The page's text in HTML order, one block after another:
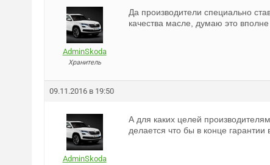
AdminSkoda
Хранитель
Да производители специально
качества масле, думаю это
09.11.2016 в 19:50
AdminSkoda
А для каких целей
делается что бы в конце